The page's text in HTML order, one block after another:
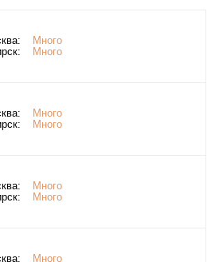
Много
Много
Много
Много
Много
Много
Много